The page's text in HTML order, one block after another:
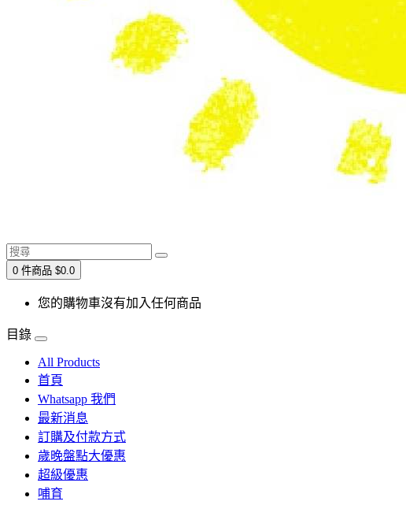
0 件商品 $0.0
您的購物車沒有加入任何商品
目錄
All Products
首頁
Whatsapp 我們
最新消息
訂購及付款方式
歲晚盤點大優惠
超級優惠
哺育